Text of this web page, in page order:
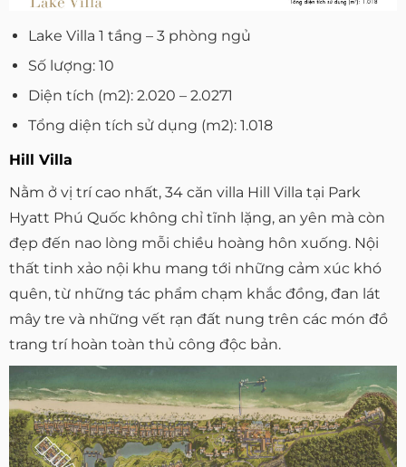
Lake Villa 1 tầng – 3 phòng ngủ
Số lượng: 10
Diện tích (m2): 2.020 – 2.0271
Tổng diện tích sử dụng (m2): 1.018
Hill Villa
Nằm ở vị trí cao nhất, 34 căn villa Hill Villa tại Park
Hyatt Phú Quốc không chỉ tĩnh lặng, an yên mà còn
đẹp đến nao lòng mỗi chiều hoàng hôn xuống. Nội
thất tinh xảo nội khu mang tới những cảm xúc khó
quên, từ những tác phẩm chạm khắc đồng, đan lát
mây tre và những vết rạn đất nung trên các món đồ
trang trí hoàn toàn thủ công độc bản.